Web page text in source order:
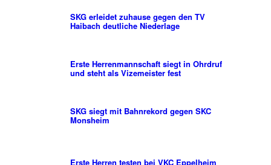
SKG erleidet zuhause gegen den TV
Haibach deutliche Niederlage
Erste Herrenmannschaft siegt in Ohrdruf
und steht als Vizemeister fest
SKG siegt mit Bahnrekord gegen SKC
Monsheim
Erste Herren testen bei VKC Eppelheim